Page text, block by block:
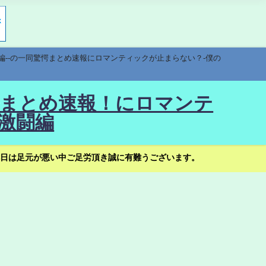
の一同驚愕まとめ速報にロマンティックが止まらない？-僕の
とめ速報！にロマンテ
闘編
足元が悪い中ご足労頂き誠に有難うございます。